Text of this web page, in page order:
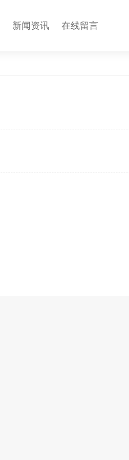
新闻资讯 在线留言